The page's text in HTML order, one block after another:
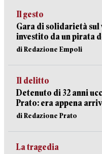
Il gesto
Gara di solidarietà sul
investito da un pirata
di Redazione Empoli
Il delitto
Detenuto di 32 anni
Prato: era appena
di Redazione Prato
La tragedia